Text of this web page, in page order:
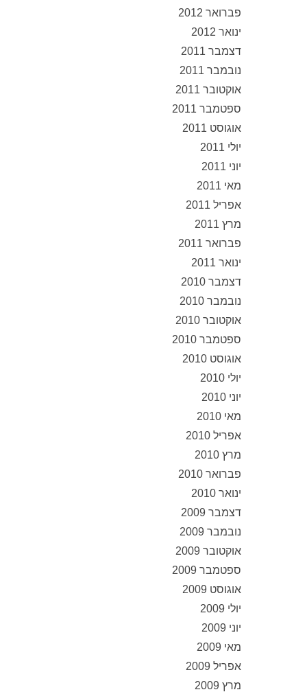
פברואר 2012
ינואר 2012
דצמבר 2011
נובמבר 2011
אוקטובר 2011
ספטמבר 2011
אוגוסט 2011
יולי 2011
יוני 2011
מאי 2011
אפריל 2011
מרץ 2011
פברואר 2011
ינואר 2011
דצמבר 2010
נובמבר 2010
אוקטובר 2010
ספטמבר 2010
אוגוסט 2010
יולי 2010
יוני 2010
מאי 2010
אפריל 2010
מרץ 2010
פברואר 2010
ינואר 2010
דצמבר 2009
נובמבר 2009
אוקטובר 2009
ספטמבר 2009
אוגוסט 2009
יולי 2009
יוני 2009
מאי 2009
אפריל 2009
מרץ 2009